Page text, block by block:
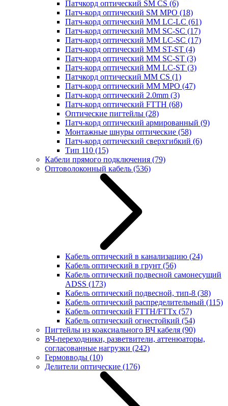
Патчкорд оптический SM CS (6)
Патч-корд оптический SM MPO (18)
Патч-корд оптический MM LC-LC (61)
Патч-корд оптический MM SC-SC (17)
Патч-корд оптический MM LC-SC (17)
Патч-корд оптический MM ST-ST (4)
Патч-корд оптический MM SC-ST (3)
Патч-корд оптический MM LC-ST (3)
Патчкорд оптический MM CS (1)
Патч-корд оптический MM MPO (47)
Патч-корд оптический 2.0mm (3)
Патч-корд оптический FTTH (68)
Оптические пигтейлы (28)
Патч-корд оптический армированный (9)
Монтажные шнуры оптические (58)
Патч-корд оптический сверхгибкий (6)
Тип 110 (15)
Кабели прямого подключения (79)
Оптоволоконный кабель (536)
Кабель оптический в канализацию (24)
Кабель оптический в грунт (56)
Кабель оптический подвесной самонесущий
ADSS (173)
Кабель оптический подвесной, тип-8 (38)
Кабель оптический распределительный (115)
Кабель оптический FTTH/FTTx (57)
Кабель оптический огнестойкий (54)
Пигтейлы из коаксиального ВЧ кабеля (90)
ВЧ-переходники, разветвители, аттенюаторы,
согласованные нагрузки (242)
Гермовводы (10)
Делители оптические (176)